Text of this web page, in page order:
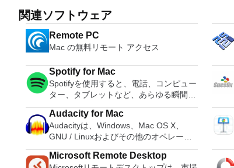
関連ソフトウェア
Remote PC
Mac の無料リモート アクセス
Spotify for Mac
Spotifyを使用すると、電話、コンピュー
ター、タブレットなど、あらゆる瞬間に
適切な音楽を簡単に見つけることができ
ます。 Spotifyには数百万のトラックが
あります。エクササイズ、パーティー、
リラックスのいずれでも、適切な音楽が
いつでも手元にあります。聴きたいもの
を選択するか、Spotifyに驚かせてくださ
Audacity for Mac
Audacityは、Windows、Mac OS X、
GNU / Linuxおよびその他のオペレーテ
ィングシステム用の無料の使いやすいオ
ーディオエディタおよびレコーダーで
Microsoft Remote Desktop